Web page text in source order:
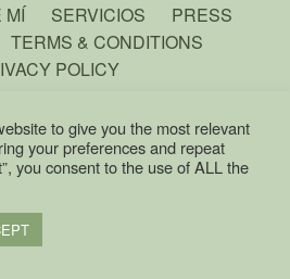
MÍ SERVICIOS
PRESS
TERMS & CONDITIONS
POLICY
2025 - ALL RIGHT RESERVED. — DESIGNED
to give you the most relevant
your preferences and repeat
you consent to the use of ALL the